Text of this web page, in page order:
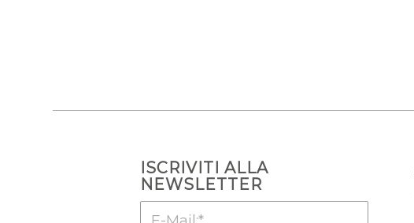
ISCRIVITI ALLA
NEWSLETTER